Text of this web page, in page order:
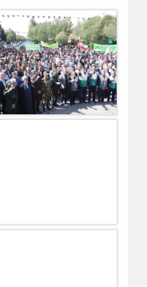
احداث فیدرگیری پست سیار
شبکه برق شهرضا
حسین نوری دونده
شروعی امیدوارکننده در
موفقیت وزنه برداران